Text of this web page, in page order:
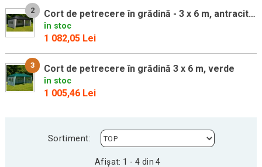
2 Cort de petrecere în grădină - 3 x 6 m, antracit + 6 laturi
în stoc
1 082,05 Lei
3 Cort de petrecere în grădină 3 x 6 m, verde
în stoc
1 005,46 Lei
Sortiment:
Afișat: 1 - 4 din 4